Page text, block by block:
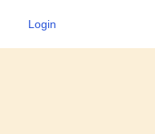
Login